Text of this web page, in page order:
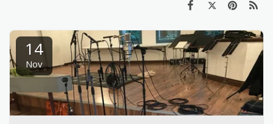
14
Nov